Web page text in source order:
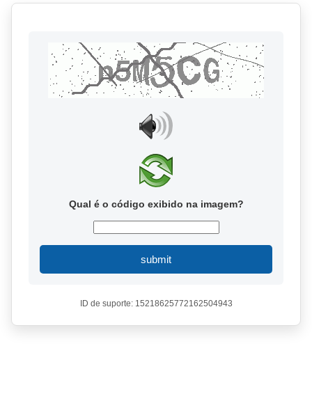
Qual é o código exibido na imagem?
submit
ID de suporte: 15218625772162504943